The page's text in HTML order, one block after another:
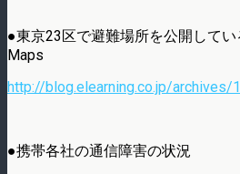
●東京23区で避難場所を公開して
Maps
http://blog.elearning.co.jp/archives/
●携帯各社の通信障害の状況